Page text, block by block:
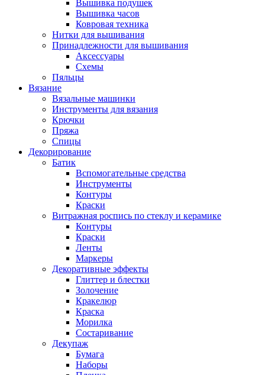
Вышивка подушек
Вышивка часов
Ковровая техника
Нитки для вышивания
Принадлежности для вышивания
Аксессуары
Схемы
Пяльцы
Вязание
Вязальные машинки
Инструменты для вязания
Крючки
Пряжа
Спицы
Декорирование
Батик
Вспомогательные средства
Инструменты
Контуры
Краски
Витражная роспись по стеклу и керамике
Контуры
Краски
Ленты
Маркеры
Декоративные эффекты
Глиттер и блестки
Золочение
Кракелюр
Краска
Морилка
Состаривание
Декупаж
Бумага
Наборы